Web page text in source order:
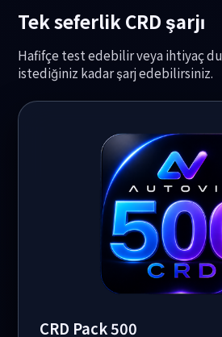
Tek seferlik CRD şarjı
Hafifçe test edebilir veya ihtiyaç
istediğiniz kadar şarj edebilirsiniz.
CRD Pack 500